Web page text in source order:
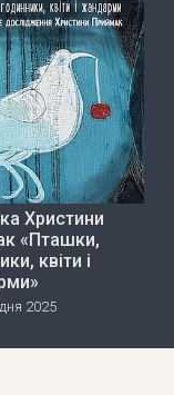
Христини
«Пташки,
квіти і
2025